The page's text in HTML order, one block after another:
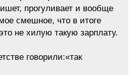
прогуливает и вообще
смешное, что в итоге
не хилую такую зарплату.
говорили:«так